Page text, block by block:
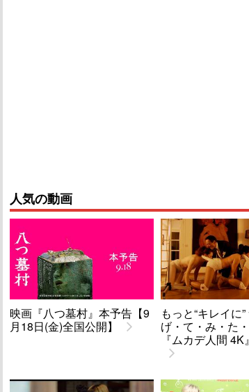
人気の動画
映画『八つ墓村』本予告【9
月18日(金)全国公開】
もっと“キレイに”
げ・て・み・た
『ムカデ人間